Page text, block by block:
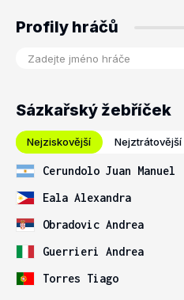
Profily hráčů
Sázkařský žebříček
Nejziskovější Nejztrátovější
Cerundolo Juan Manuel
Eala Alexandra
Obradovic Andrea
Guerrieri Andrea
Torres Tiago